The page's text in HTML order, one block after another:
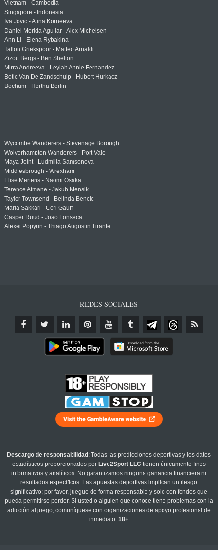
Vietnam - Cambodia
Singapore - Indonesia
Iva Jovic - Alina Korneeva
Daniel Merida Aguilar - Alex Michelsen
Ann Li - Elena Rybakina
Tallon Griekspoor - Matteo Arnaldi
Zizou Bergs - Ben Shelton
Mirra Andreeva - Leylah Annie Fernandez
Botic Van De Zandschulp - Hubert Hurkacz
Bochum - Hertha Berlin
Wycombe Wanderers - Stevenage Borough
Wolverhampton Wanderers - Port Vale
Maya Joint - Ludmilla Samsonova
Middlesbrough - Wrexham
Elise Mertens - Naomi Osaka
Terence Atmane - Jakub Mensik
Taylor Townsend - Belinda Bencic
Maria Sakkari - Cori Gauff
Casper Ruud - Joao Fonseca
Alexei Popyrin - Thiago Augustin Tirante
REDES SOCIALES
Descargo de responsabilidad : Todas las predicciones deportivas y los datos
estadísticos proporcionados por Live2Sport LLC tienen únicamente fines
informativos y analíticos. No garantizamos ninguna ganancia financiera ni
resultados específicos. Las apuestas deportivas implican un riesgo
significativo; por favor, juegue de forma responsable y solo con fondos que
pueda permitirse perder. Si usted o alguien que conoce tiene problemas con la
adicción al juego, comuníquese con organizaciones de apoyo profesional de
inmediato.18+